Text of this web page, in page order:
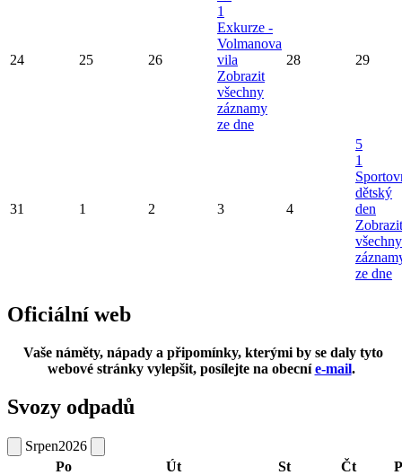
24 25 26
1
Exkurze -
Volmanova
vila
Zobrazit
všechny
záznamy
ze dne
28 29
31 1 2 3 4
5
1
dětský
den
Zobrazit
všechny
ze dne
Oficiální web
Vaše náměty, nápady a připomínky, kterými by se daly tyto
webové stránky vylepšit, posílejte na obecníe-mail.
Svozy odpadů
Srpen2026
Po
Út St Čt